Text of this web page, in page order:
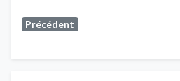
Précédent